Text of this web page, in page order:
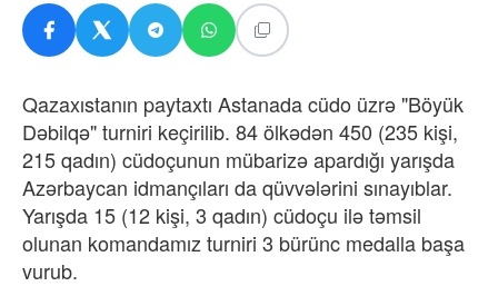
Qazaxıstanın paytaxtı Astanada cüdo üzrə "Böyük
Dəbilqə" turniri keçirilib. 84 ölkədən 450 (235 kişi,
215 qadın) cüdoçunun mübarizə apardığı yarışda
Azərbaycan idmançıları da qüvvələrini sınayıblar.
Yarışda 15 (12 kişi, 3 qadın) cüdoçu ilə təmsil
olunan komandamız turniri 3 bürünc medalla başa
vurub.